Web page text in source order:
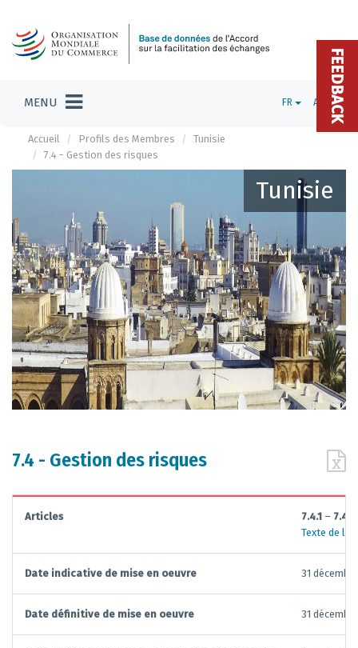
MENU FR ADMIN
Accueil Profils des Membres
Tunisie
7.4 - Gestion des risques
Tunisie
7.4 - Gestion des risques
Articles 7.4.1 – 7.4.2
Texte de la
Date indicative de mise en oeuvre 31
Date définitive de mise en oeuvre 31
FEEDBACK